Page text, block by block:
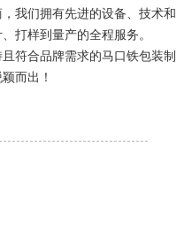
我们拥有先进的设备、技术和
打样到量产的全程服务。
符合品牌需求的马口铁包装制
而出！